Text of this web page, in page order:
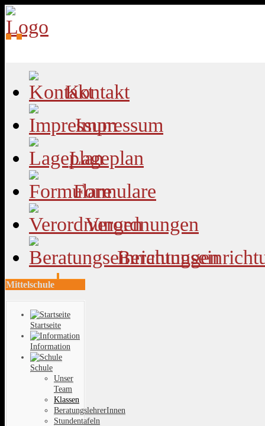
Kontakt
Impressum
Lageplan
Formulare
Verordnungen
Mittelschule
Startseite
Information
Schule
Unser
Team
Klassen
BeratungslehrerInnen
Stundentafeln